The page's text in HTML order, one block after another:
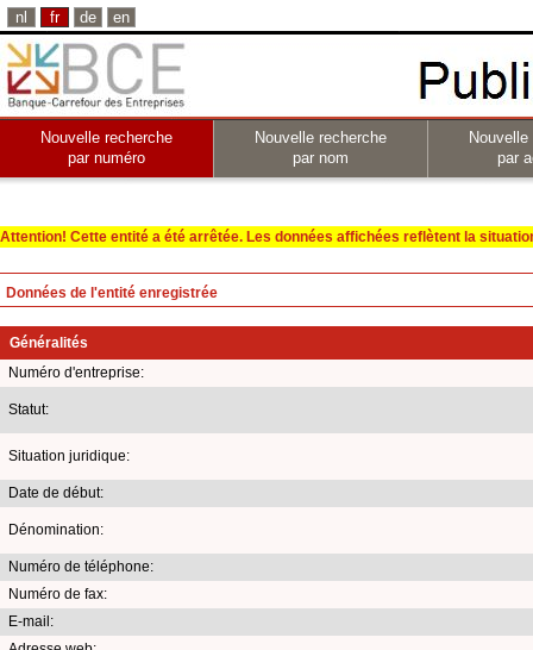
nl fr de en
Nouvelle recherche
par numéro
Nouvelle recherche
par nom
par
Attention! Cette entité a été arrêtée. Les données affichées reflètent la
Données de l'entité enregistrée
Généralités
Numéro d'entreprise:
Statut:
Situation juridique:
Date de début:
Dénomination:
Numéro de téléphone:
Numéro de fax:
E-mail: